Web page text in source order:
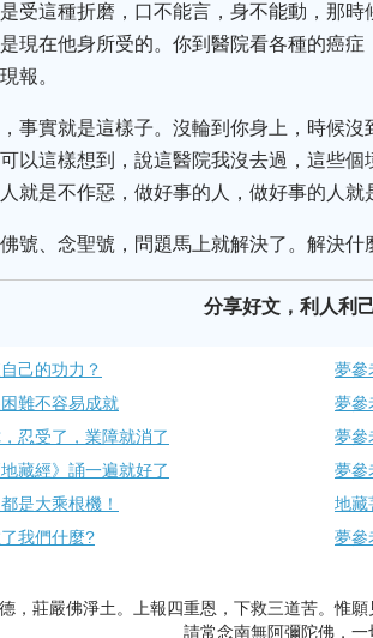
受這種折磨，口不能言，身不能動，那
現在他身所受的。你到醫院看各種的癌
報。
事實就是這樣子。沒輪到你身上，時候
以這樣想到，說這醫院我沒去過，這些
就是不作惡，做好事的人，做好事的人就
號、念聖號，問題馬上就解決了。解決什
分享好文，利人利
己的功力？
夢參
難不容易成就
夢參
忍受了，業障就消了
夢參
藏經》誦一遍就好了
夢參
是大乘​根機！
地藏
我們什麼?
夢參
，莊嚴佛淨土。上報四重恩，下救三道苦。惟
請常念南無阿彌陀佛，一